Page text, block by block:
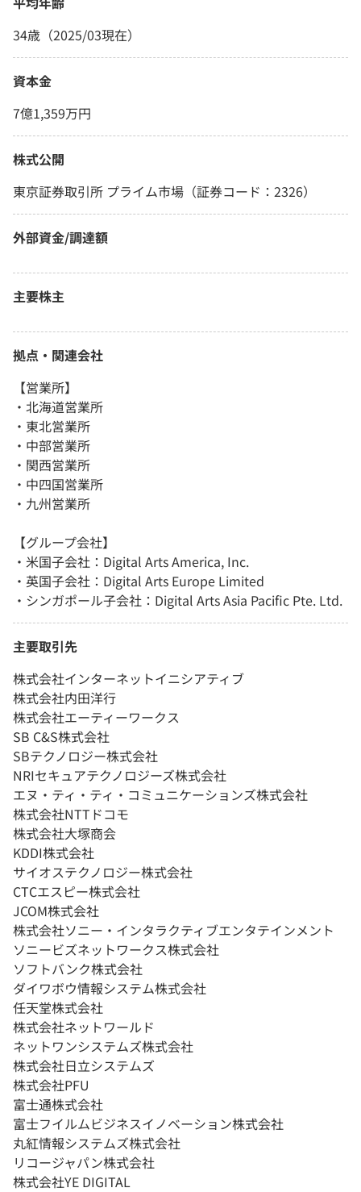
34歳（2025/03現在）
資本金
7億1,359万円
株式公開
東京証券取引所 プライム市場（証券コード：2326）
外部資金/調達額
主要株主
拠点・関連会社
【営業所】
・北海道営業所
・東北営業所
・中部営業所
・関西営業所
・中四国営業所
・九州営業所
【グループ会社】
・米国子会社：Digital Arts America, Inc.
・英国子会社：Digital Arts Europe Limited
・シンガポール子会社：Digital Arts Asia Pacific Pte. Ltd.
主要取引先
株式会社インターネットイニシアティブ
株式会社内田洋行
株式会社エーティーワークス
SB C&S株式会社
SBテクノロジー株式会社
NRIセキュアテクノロジーズ株式会社
エヌ・ティ・ティ・コミュニケーションズ株式会社
株式会社NTTドコモ
株式会社大塚商会
KDDI株式会社
サイオステクノロジー株式会社
CTCエスピー株式会社
JCOM株式会社
株式会社ソニー・インタラクティブエンタテインメント
ソニービズネットワークス株式会社
ソフトバンク株式会社
ダイワボウ情報システム株式会社
任天堂株式会社
株式会社ネットワールド
ネットワンシステムズ株式会社
株式会社日立システムズ
株式会社PFU
富士通株式会社
富士フイルムビジネスイノベーション株式会社
丸紅情報システムズ株式会社
リコージャパン株式会社
株式会社YE DIGITAL